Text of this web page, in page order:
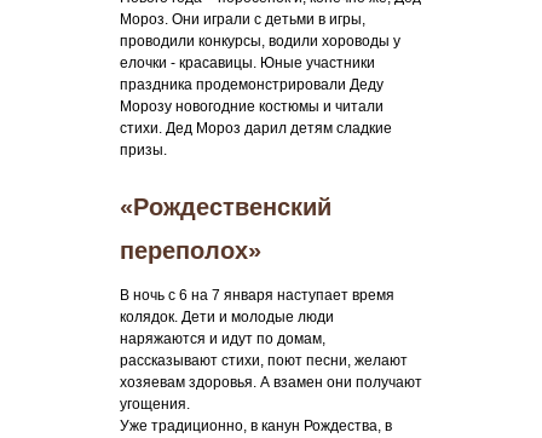
Мороз. Они играли с детьми в игры,
проводили конкурсы, водили хороводы у
елочки - красавицы. Юные участники
праздника продемонстрировали Деду
Морозу новогодние костюмы и читали
стихи. Дед Мороз дарил детям сладкие
призы.
«Рождественский
переполох»
В ночь с 6 на 7 января наступает время
колядок. Дети и молодые люди
наряжаются и идут по домам,
рассказывают стихи, поют песни, желают
хозяевам здоровья. А взамен они получают
угощения.
Уже традиционно, в канун Рождества, в